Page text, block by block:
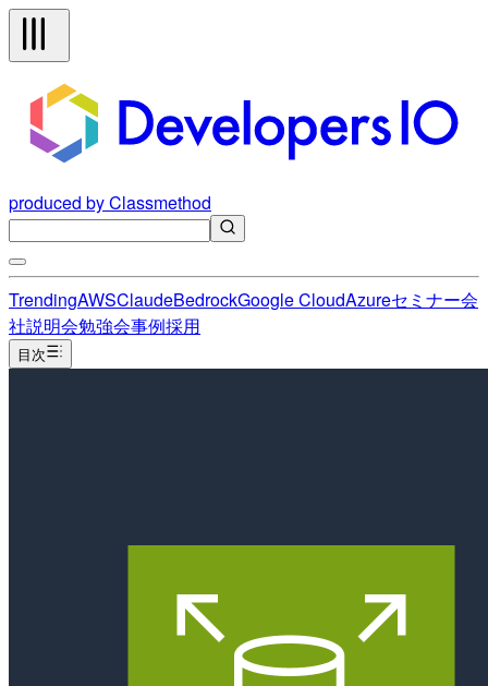
produced by Classmethod
TrendingAWSClaudeBedrockGoogle CloudAzureセミナー会
社説明会勉強会事例採用
目次